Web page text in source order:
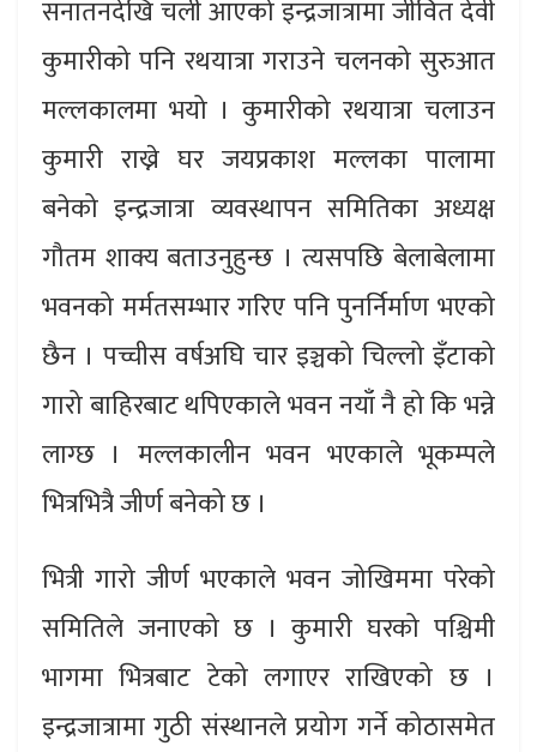
सनातनदेखि चली आएको इन्द्रजात्रामा जीवित देवी
कुमारीको पनि रथयात्रा गराउने चलनको सुरुआत
मल्लकालमा भयो । कुमारीको रथयात्रा चलाउन
कुमारी राख्ने घर जयप्रकाश मल्लका पालामा
बनेको इन्द्रजात्रा व्यवस्थापन समितिका अध्यक्ष
गौतम शाक्य बताउनुहुन्छ । त्यसपछि बेलाबेलामा
भवनको मर्मतसम्भार गरिए पनि पुनर्निर्माण भएको
छैन । पच्चीस वर्षअघि चार इञ्चको चिल्लो इँटाको
गारो बाहिरबाट थपिएकाले भवन नयाँ नै हो कि भन्ने
लाग्छ । मल्लकालीन भवन भएकाले भूकम्पले
भित्रभित्रै जीर्ण बनेको छ ।
भित्री गारो जीर्ण भएकाले भवन जोखिममा परेको
समितिले जनाएको छ । कुमारी घरको पश्चिमी
भागमा भित्रबाट टेको लगाएर राखिएको छ ।
इन्द्रजात्रामा गुठी संस्थानले प्रयोग गर्ने कोठासमेत